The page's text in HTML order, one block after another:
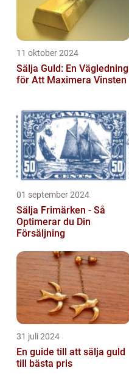
11 oktober 2024
Sälja Guld: En Vägledning
för Att Maximera Vinsten
01 september 2024
Sälja Frimärken - Så
Optimerar du Din
Försäljning
31 juli 2024
En guide till att sälja guld
till bästa pris